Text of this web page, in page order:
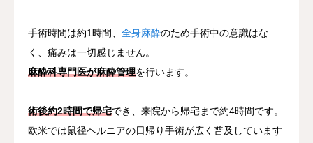
手術時間は約1時間、 全身麻酔のため手術中の意識はな
く、痛みは一切感じません。
麻酔科専門医が麻酔管理を行います。
術後約2時間で帰宅でき、来院から帰宅まで約4時間です。
欧米では鼠径ヘルニアの日帰り手術が広く普及しています